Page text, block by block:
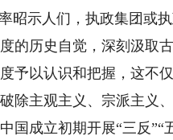
示人们，执政集团或执
的历史自觉，深刻汲取
予以认识和把握，这不
除主观主义、宗派主义
国成立初期开展“三反”“